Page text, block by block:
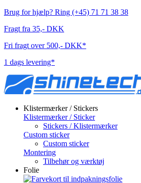
Brug for hjælp? Ring (+45) 71 71 38 38
Fragt fra 35,- DKK
Fri fragt over 500,- DKK*
1 dags levering*
Klistermærker / Stickers
Klistermærker / Sticker
Stickers / Klistermærker
Custom sticker
Custom sticker
Montering
Tilbehør og værktøj
Folie